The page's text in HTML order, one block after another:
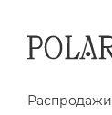
Распродажи